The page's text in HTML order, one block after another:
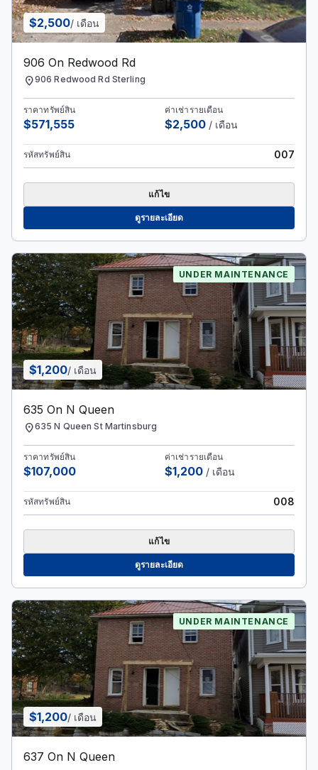
$2,500/ เดือน
906 On Redwood Rd
location_on906 Redwood Rd Sterling
ราคาทรัพย์สิน
$571,555
ค่าเช่ารายเดือน
$2,500 / เดือน
รหัสทรัพย์สิน 007
แก้ไข
ดูรายละเอียด
$1,200/ เดือน
UNDER MAINTENANCE
635 On N Queen
location_on635 N Queen St Martinsburg
ราคาทรัพย์สิน
$107,000
ค่าเช่ารายเดือน
$1,200 / เดือน
รหัสทรัพย์สิน 008
แก้ไข
ดูรายละเอียด
$1,200/ เดือน
UNDER MAINTENANCE
637 On N Queen